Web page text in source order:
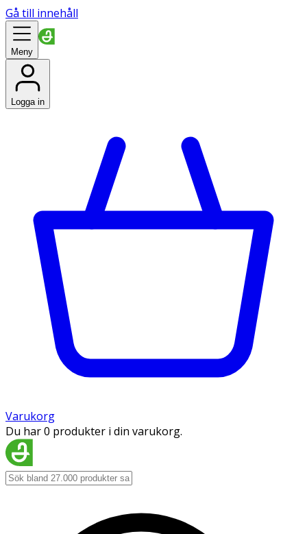
Gå till innehåll
Meny
Logga in
Varukorg
Du har 0 produkter i din varukorg.